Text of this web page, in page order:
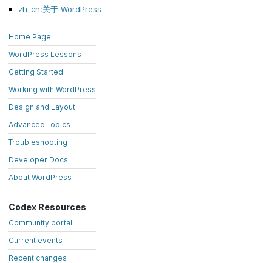
zh-cn:关于 WordPress
Home Page
WordPress Lessons
Getting Started
Working with WordPress
Design and Layout
Advanced Topics
Troubleshooting
Developer Docs
About WordPress
Codex Resources
Community portal
Current events
Recent changes